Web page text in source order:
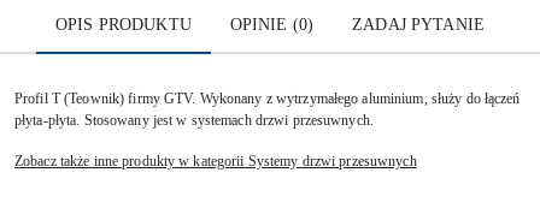
OPIS PRODUKTU OPINIE (0) ZADAJ PYTANIE
Profil T (Teownik) firmy GTV. Wykonany z wytrzymałego aluminium, służy do łączeń
płyta-płyta. Stosowany jest w systemach drzwi przesuwnych.
Zobacz także inne produkty w kategorii Systemy drzwi przesuwnych